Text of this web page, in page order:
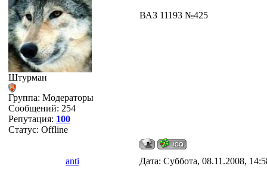
Штурман
Группа: Модераторы
Сообщений: 254
Репутация: 100
Статус: Offline
ВАЗ 11193 №425
anti Дата: Суббота, 08.11.2008,